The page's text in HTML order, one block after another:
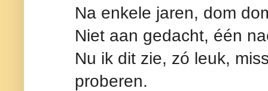
Na enkele jaren, dom
Niet aan gedacht, één
Nu ik dit zie, zó leuk,
proberen.